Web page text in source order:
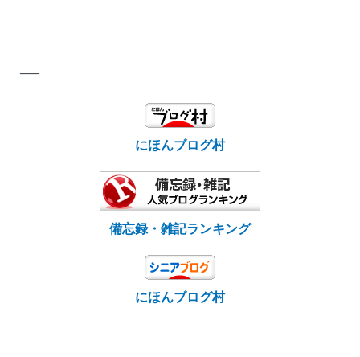
—–
にほんブログ村
備忘録・雑記ランキング
にほんブログ村